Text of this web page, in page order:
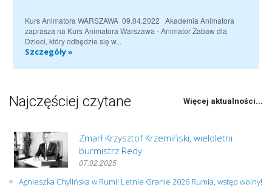
Kurs Animatora WARSZAWA 09.04.2022 Akademia Animatora
zaprasza na Kurs Animatora Warszawa - Animator Zabaw dla
Dzieci, który odbędzie się w...
Szczegóły »
Najczęściej czytane Więcej aktualności...
Zmarł Krzysztof Krzemiński, wieloletni
burmistrz Redy
07.02.2025
Agnieszka Chylińska w Rumi! Letnie Granie 2026 Rumia, wstęp wolny!